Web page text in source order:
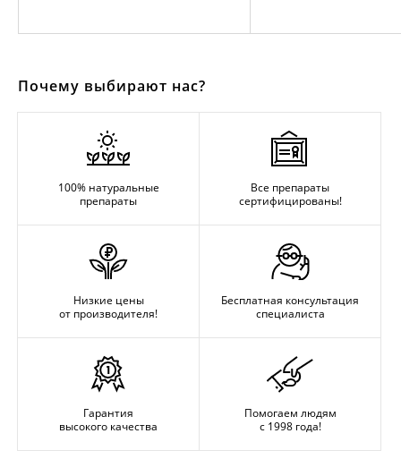
Почему выбирают нас?
100% натуральные
препараты
Все препараты
сертифицированы!
Низкие цены
от производителя!
Бесплатная консультация
специалиста
Гарантия
высокого качества
Помогаем людям
с 1998 года!